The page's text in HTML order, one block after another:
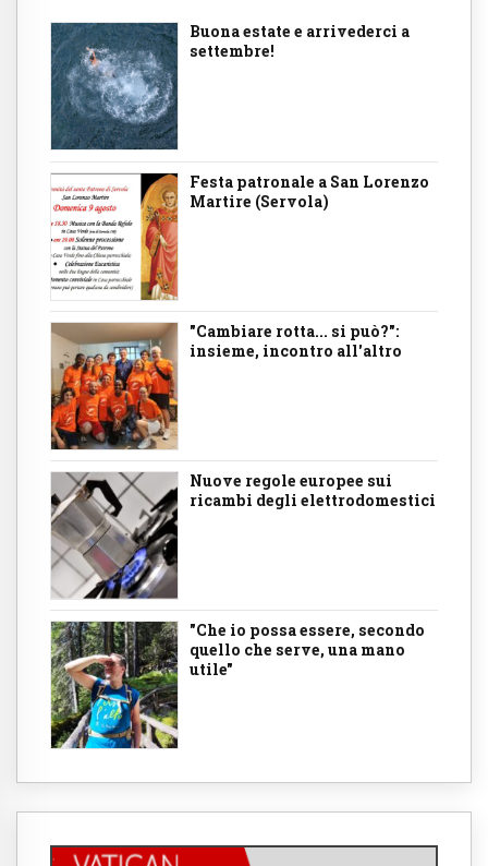
Buona estate e arrivederci a
settembre!
Festa patronale a San Lorenzo
Martire (Servola)
"Cambiare rotta... si può?":
insieme, incontro all'altro
Nuove regole europee sui
ricambi degli elettrodomestici
"Che io possa essere, secondo
quello che serve, una mano
utile"